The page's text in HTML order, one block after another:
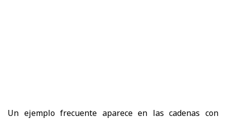
Un ejemplo frecuente aparece en las cadenas con